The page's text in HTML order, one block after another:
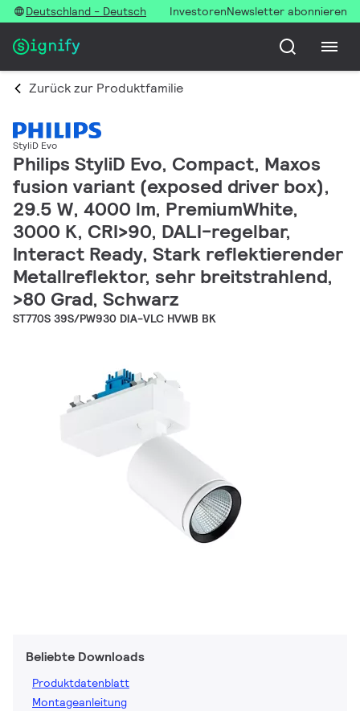
Deutschland - Deutsch InvestorenNewsletter abonnieren
Zurück zur Produktfamilie
StyliD Evo
Philips StyliD Evo, Compact, Maxos
fusion variant (exposed driver box),
29.5 W, 4000 lm, PremiumWhite,
3000 K, CRI>90, DALI-regelbar,
Interact Ready, Stark reflektierender
Metallreflektor, sehr breitstrahlend,
>80 Grad, Schwarz
ST770S 39S/PW930 DIA-VLC HVWB BK
Beliebte Downloads
Produktdatenblatt
Montageanleitung